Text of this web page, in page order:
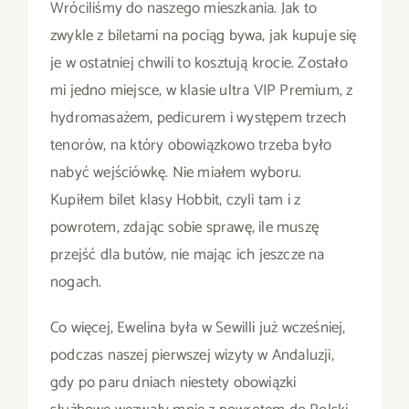
Wróciliśmy do naszego mieszkania. Jak to
zwykle z biletami na pociąg bywa, jak kupuje się
je w ostatniej chwili to kosztują krocie. Zostało
mi jedno miejsce, w klasie ultra VIP Premium, z
hydromasażem, pedicurem i występem trzech
tenorów, na który obowiązkowo trzeba było
nabyć wejściówkę. Nie miałem wyboru.
Kupiłem bilet klasy Hobbit, czyli tam i z
powrotem, zdając sobie sprawę, ile muszę
przejść dla butów, nie mając ich jeszcze na
nogach.
Co więcej, Ewelina była w Sewilli już wcześniej,
podczas naszej pierwszej wizyty w Andaluzji,
gdy po paru dniach niestety obowiązki